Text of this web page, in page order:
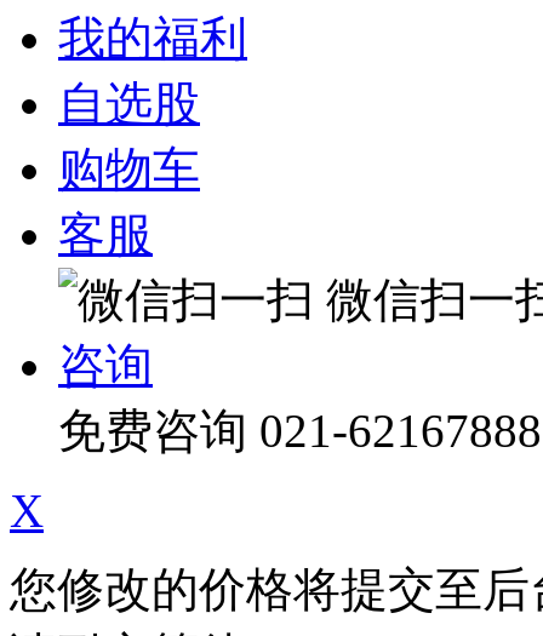
我的福利
自选股
购物车
客服
微信扫一
咨询
免费咨询 021-62167888
X
您修改的价格将提交至